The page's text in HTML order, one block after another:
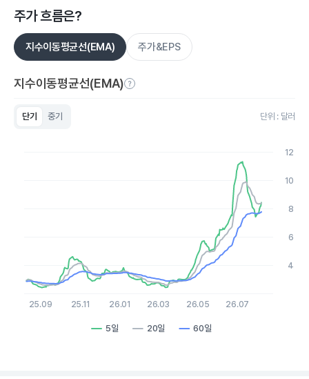
주가 흐름은?
지수이동평균선(EMA) 주가&EPS
지수이동평균선(EMA)
단기 중기 단위 : 달러
The chart has 1 X axis displaying Time. Data ranges from
The chart has 1 Y axis displaying values. Data ranges from
5일 20일 60일
25.09 25.11 26.01 26.03 26.05 26.07
4
6
8
10
12